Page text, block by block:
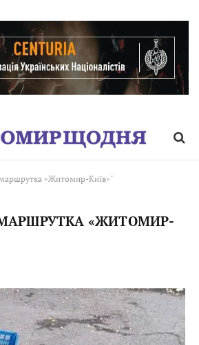
«Житомир-Київ»"
«ЖИТОМИР-